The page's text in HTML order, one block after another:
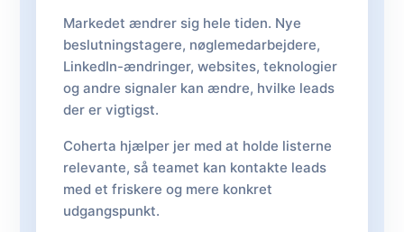
Markedet ændrer sig hele tiden. Nye
beslutningstagere, nøglemedarbejdere,
LinkedIn-ændringer, websites, teknologier
og andre signaler kan ændre, hvilke leads
der er vigtigst.
Coherta hjælper jer med at holde listerne
relevante, så teamet kan kontakte leads
med et friskere og mere konkret
udgangspunkt.